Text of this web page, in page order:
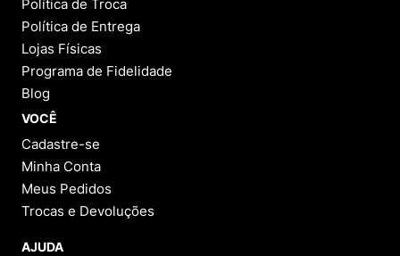
Política de Troca
Política de Entrega
Lojas Físicas
Programa de Fidelidade
Blog
VOCÊ
Cadastre-se
Minha Conta
Meus Pedidos
Trocas e Devoluções
AJUDA